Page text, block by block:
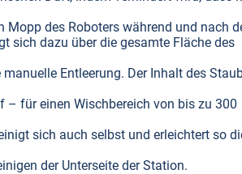
des Roboters während und nach
sich dazu über die gesamte Fläche des
Entleerung. Der Inhalt des
– für einen Wischbereich von bis zu 300
sich auch selbst und erleichtert so
der Unterseite der Station.